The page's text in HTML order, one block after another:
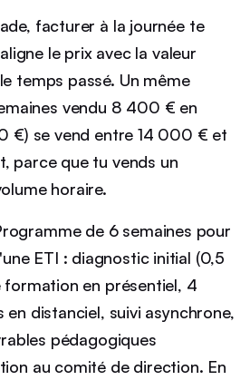
facturer à la journée te
le prix avec la valeur
temps passé. Un même
vendu 8 400 € en
€) se vend entre 14 000 € et
parce que tu vends un
horaire.
de 6 semaines pour
ETI : diagnostic initial (0,5
formation en présentiel, 4
en distanciel, suivi asynchrone,
pédagogiques
au comité de direction. En